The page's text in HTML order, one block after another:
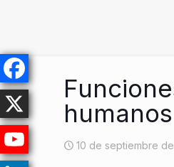
humanos
10 de septiembre